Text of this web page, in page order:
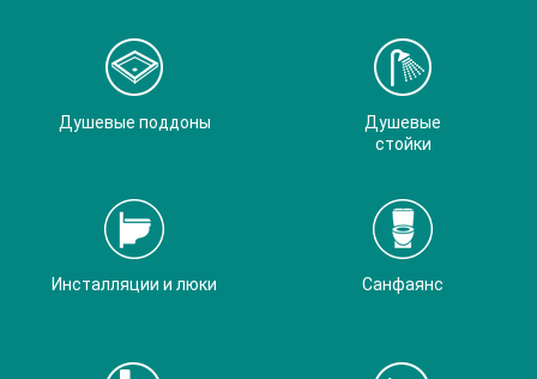
Душевые поддоны
Душевые
стойки
Инсталляции и люки Санфаянс